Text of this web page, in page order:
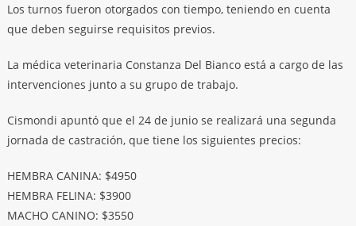
Los turnos fueron otorgados con tiempo, teniendo en cuenta
que deben seguirse requisitos previos.
La médica veterinaria Constanza Del Bianco está a cargo de las
intervenciones junto a su grupo de trabajo.
Cismondi apuntó que el 24 de junio se realizará una segunda
jornada de castración, que tiene los siguientes precios:
HEMBRA CANINA: $4950
HEMBRA FELINA: $3900
MACHO CANINO: $3550